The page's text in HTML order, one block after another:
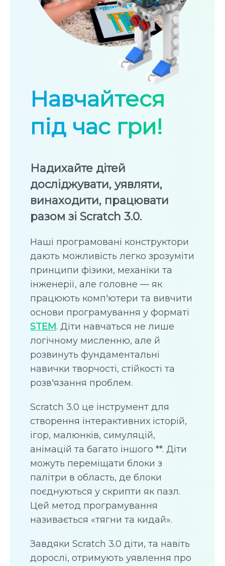
Навчайтеся
під час гри!
Надихайте дітей
досліджувати, уявляти,
винаходити, працювати
разом зі Scratch 3.0.
Наші програмовані конструктори
дають можливість легко зрозуміти
принципи фізики, механіки та
інженерії, але головне — як
працюють комп'ютери та вивчити
основи програмування у форматі
STEM. Діти навчаться не лише
логічному мисленню, але й
розвинуть фундаментальні
навички творчості, стійкості та
розв'язання проблем.
Scratch 3.0 це інструмент для
створення інтерактивних історій,
ігор, малюнків, симуляцій,
анімацій та багато іншого **. Діти
можуть переміщати блоки з
палітри в область, де блоки
поєднуються у скрипти як пазл.
Цей метод програмування
називається «тягни та кидай».
Завдяки Scratch 3.0 діти, та навіть
дорослі, отримують уявлення про